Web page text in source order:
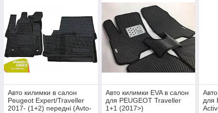
Авто килимки в салон
Peugeot Expert/Traveller
2017- (1+2) передні (Avto-
Авто килимки EVA в салон
для PEUGEOT Traveller
1+1 (2017>)
для